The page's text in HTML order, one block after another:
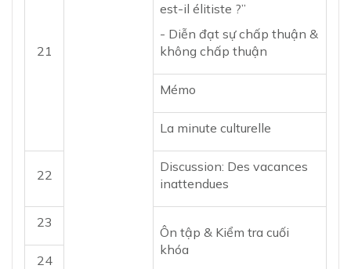
21
est-il élitiste ?”
- Diễn đạt sự chấp thuận &
không chấp thuận
Mémo
La minute culturelle
22
Discussion: Des vacances
inattendues
23
Ôn tập & Kiểm tra cuối
khóa
24